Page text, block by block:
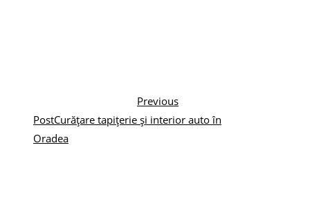
Previous
PostCurățare tapițerie și interior auto în
Oradea